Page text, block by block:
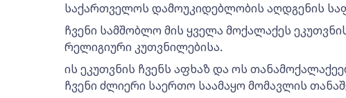
საქართველოს დამოუკიდებლობის აღდგენის
ჩვენი სამშობლო მის ყველა მოქალაქეს
რელიგიური კუთვნილებისა.
ის ეკუთვნის ჩვენს აფხაზ და ოს
ჩვენი ძლიერი საერთო საამაყო მომავლის